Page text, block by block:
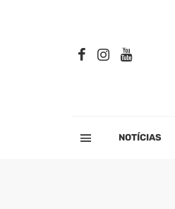
NOTÍCIAS